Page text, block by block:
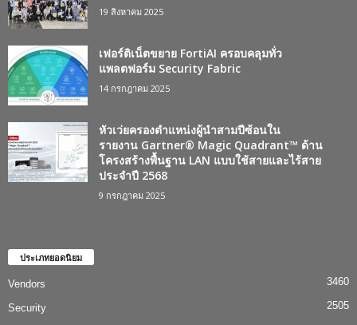
19 สิงหาคม 2025
เฟอร์ติเน็ตขยาย FortiAI ครอบคลุมทั่ว
แพลตฟอร์ม Security Fabric
14 กรกฎาคม 2025
หัวเว่ยครองตำแหน่งผู้นำสามปีซ้อนใน
รายงาน Gartner® Magic Quadrant™ ด้าน
โครงสร้างพื้นฐาน LAN แบบใช้สายและไร้สาย
ประจำปี 2568
9 กรกฎาคม 2025
ประเภทยอดนิยม
Vendors 3460
Security
2505